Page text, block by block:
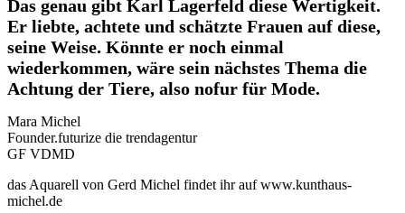
Das genau gibt Karl Lagerfeld diese Wertigkeit.
Er liebte, achtete und schätzte Frauen auf diese,
seine Weise. Könnte er noch einmal
wiederkommen, wäre sein nächstes Thema die
Achtung der Tiere, also nofur für Mode.
Mara Michel
Founder.futurize die trendagentur
GF VDMD
das Aquarell von Gerd Michel findet ihr auf www.kunthaus-
michel.de